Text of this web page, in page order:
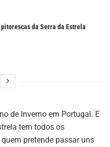
da Serra da Estrela
de Inverno em Portugal. E
tem todos os
pretende passar uns